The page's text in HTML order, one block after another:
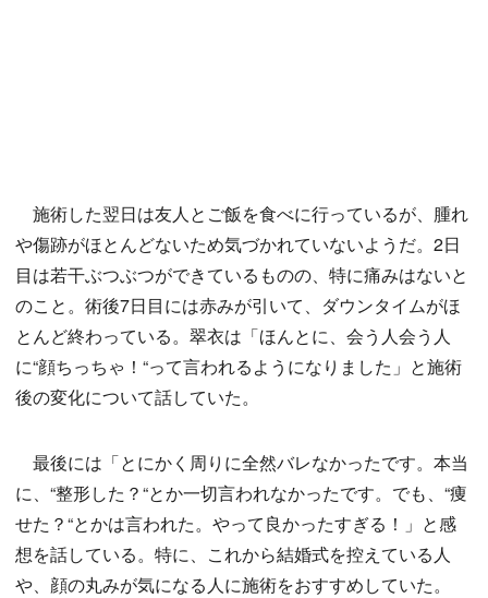
施術した翌日は友人とご飯を食べに行っているが、腫れ
や傷跡がほとんどないため気づかれていないようだ。2日
目は若干ぶつぶつができているものの、特に痛みはないと
のこと。術後7日目には赤みが引いて、ダウンタイムがほ
とんど終わっている。翠衣は「ほんとに、会う人会う人
に“顔ちっちゃ！“って言われるようになりました」と施術
後の変化について話していた。
最後には「とにかく周りに全然バレなかったです。本当
に、“整形した？“とか一切言われなかったです。でも、“痩
せた？“とかは言われた。やって良かったすぎる！」と感
想を話している。特に、これから結婚式を控えている人
や、顔の丸みが気になる人に施術をおすすめしていた。